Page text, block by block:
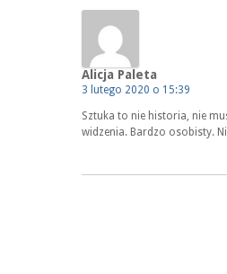
Alicja Paleta
3 lutego 2020 o 15:39
Sztuka to nie historia, nie
widzenia. Bardzo osobisty.